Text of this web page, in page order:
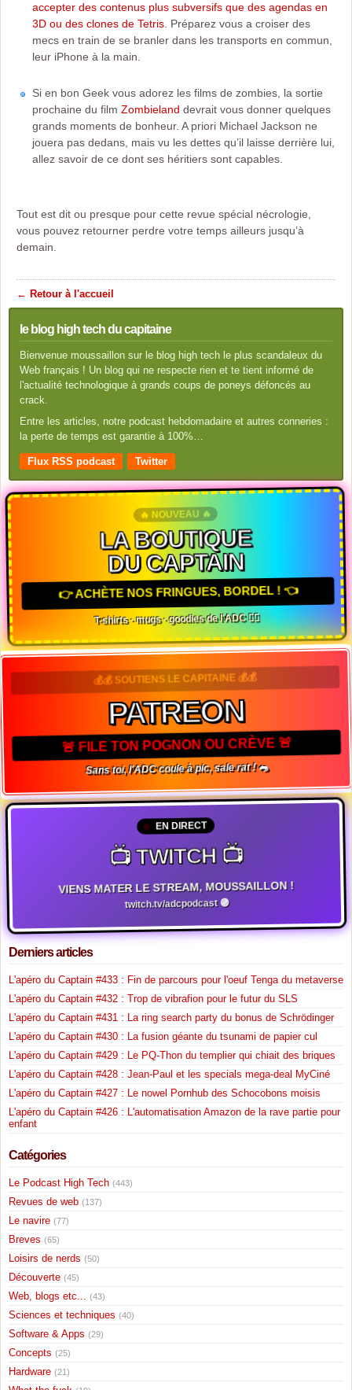
accepter des contenus plus subversifs que des agendas en
3D ou des clones de Tetris . Préparez vous a croiser des
mecs en train de se branler dans les transports en commun,
leur iPhone à la main.
Si en bon Geek vous adorez les films de zombies, la sortie
prochaine du film Zombieland devrait vous donner quelques
grands moments de bonheur. A priori Michael Jackson ne
jouera pas dedans, mais vu les dettes qu’il laisse derrière lui,
allez savoir de ce dont ses héritiers sont capables.
Tout est dit ou presque pour cette revue spécial nécrologie,
vous pouvez retourner perdre votre temps ailleurs jusqu’à
demain.
← Retour à l'accueil
le blog high tech du capitaine
Bienvenue moussaillon sur le blog high tech le plus scandaleux du
Web français ! Un blog qui ne respecte rien et te tient informé de
l'actualité technologique à grands coups de poneys défoncés au
crack.
Entre les articles, notre podcast hebdomadaire et autres conneries :
la perte de temps est garantie à 100%…
Flux RSS podcast Twitter
🔥 NOUVEAU 🔥
LA BOUTIQUE
DU CAPTAIN
👉 ACHÈTE NOS FRINGUES, BORDEL ! 👈
T-shirts · mugs · goodies de l'ADC 🏴‍☠️
💰💰 SOUTIENS LE CAPITAINE 💰💰
PATREON
🚨 FILE TON POGNON OU CRÈVE 🚨
Sans toi, l'ADC coule à pic, sale rat ! 🐀
EN DIRECT
📺 TWITCH 📺
VIENS MATER LE STREAM, MOUSSAILLON !
twitch.tv/adcpodcast 🟣
Derniers articles
L'apéro du Captain #433 : Fin de parcours pour l'oeuf Tenga du metaverse
L'apéro du Captain #432 : Trop de vibrafion pour le futur du SLS
L'apéro du Captain #431 : La ring search party du bonus de Schrödinger
L'apéro du Captain #430 : La fusion géante du tsunami de papier cul
L'apéro du Captain #429 : Le PQ-Thon du templier qui chiait des briques
L'apéro du Captain #428 : Jean-Paul et les specials mega-deal MyCiné
L'apéro du Captain #427 : Le nowel Pornhub des Schocobons moisis
L'apéro du Captain #426 : L'automatisation Amazon de la rave partie pour
enfant
Catégories
Le Podcast High Tech (443)
Revues de web (137)
Le navire (77)
Breves (65)
Loisirs de nerds (50)
Découverte (45)
Web, blogs etc... (43)
Sciences et techniques (40)
Software & Apps (29)
Concepts (25)
Hardware (21)